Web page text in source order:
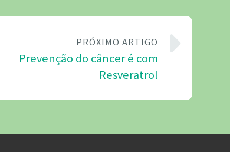
PRÓXIMO ARTIGO
Prevenção do câncer é com
Resveratrol